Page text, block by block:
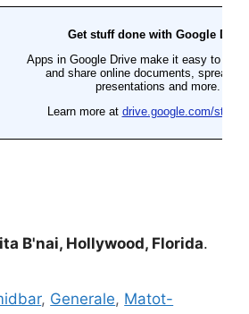
B'nai, Hollywood, Florida.
, Generale, Matot-